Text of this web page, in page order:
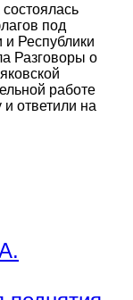
под
и Республики
Разговоры о
работе
ответили на